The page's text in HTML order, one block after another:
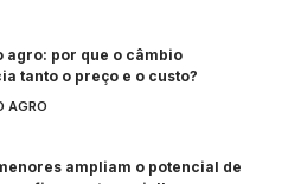
agro: por que o câmbio
tanto o preço e o custo?
AGRO
ampliam o potencial de